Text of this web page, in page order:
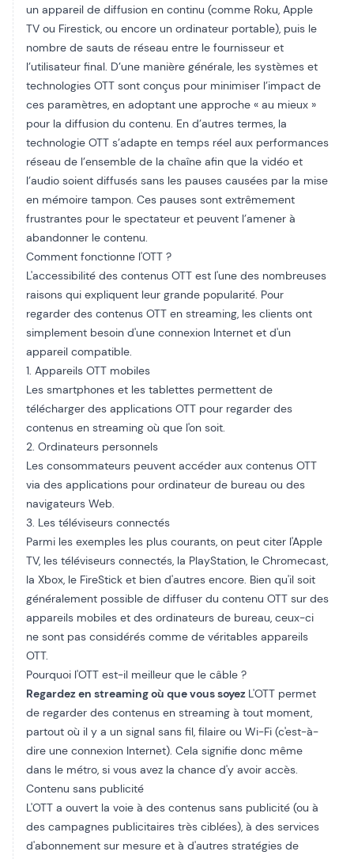
un appareil de diffusion en continu (comme Roku, Apple
TV ou Firestick, ou encore un ordinateur portable), puis le
nombre de sauts de réseau entre le fournisseur et
l’utilisateur final. D’une manière générale, les systèmes et
technologies OTT sont conçus pour minimiser l’impact de
ces paramètres, en adoptant une approche « au mieux »
pour la diffusion du contenu. En d’autres termes, la
technologie OTT s’adapte en temps réel aux performances
réseau de l’ensemble de la chaîne afin que la vidéo et
l’audio soient diffusés sans les pauses causées par la mise
en mémoire tampon. Ces pauses sont extrêmement
frustrantes pour le spectateur et peuvent l’amener à
abandonner le contenu.
Comment fonctionne l'OTT ?
L'accessibilité des contenus OTT est l'une des nombreuses
raisons qui expliquent leur grande popularité. Pour
regarder des contenus OTT en streaming, les clients ont
simplement besoin d'une connexion Internet et d'un
appareil compatible.
1. Appareils OTT mobiles
Les smartphones et les tablettes permettent de
télécharger des applications OTT pour regarder des
contenus en streaming où que l'on soit.
2. Ordinateurs personnels
Les consommateurs peuvent accéder aux contenus OTT
via des applications pour ordinateur de bureau ou des
navigateurs Web.
3. Les téléviseurs connectés
Parmi les exemples les plus courants, on peut citer l'Apple
TV, les téléviseurs connectés, la PlayStation, le Chromecast,
la Xbox, le FireStick et bien d'autres encore. Bien qu'il soit
généralement possible de diffuser du contenu OTT sur des
appareils mobiles et des ordinateurs de bureau, ceux-ci
ne sont pas considérés comme de véritables appareils
OTT.
Pourquoi l'OTT est-il meilleur que le câble ?
Regardez en streaming où que vous soyez L'OTT permet
de regarder des contenus en streaming à tout moment,
partout où il y a un signal sans fil, filaire ou Wi-Fi (c'est-à-
dire une connexion Internet). Cela signifie donc même
dans le métro, si vous avez la chance d'y avoir accès.
Contenu sans publicité
L'OTT a ouvert la voie à des contenus sans publicité (ou à
des campagnes publicitaires très ciblées), à des services
d'abonnement sur mesure et à d'autres stratégies de